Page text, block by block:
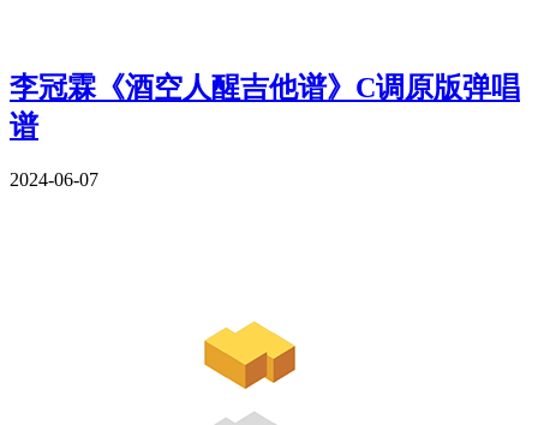
李冠霖《酒空人醒吉他谱》C调原版弹唱
谱
2024-06-07